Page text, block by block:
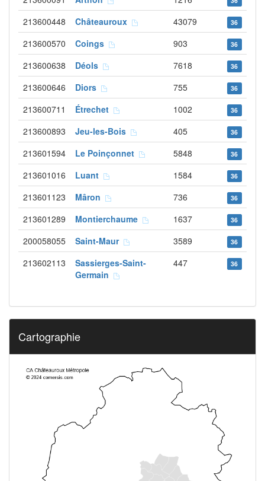
213600448 Châteauroux 43079 36
213600570 Coings 903 36
213600638 Déols 7618 36
213600646 Diors 755 36
213600711 Étrechet 1002 36
213600893 Jeu-les-Bois 405 36
213601594 Le Poinçonnet 5848 36
213601016 Luant 1584 36
213601123 Mâron 736 36
213601289 Montierchaume 1637 36
200058055 Saint-Maur 3589 36
213602113
Sassierges-Saint-
Germain
447 36
Cartographie